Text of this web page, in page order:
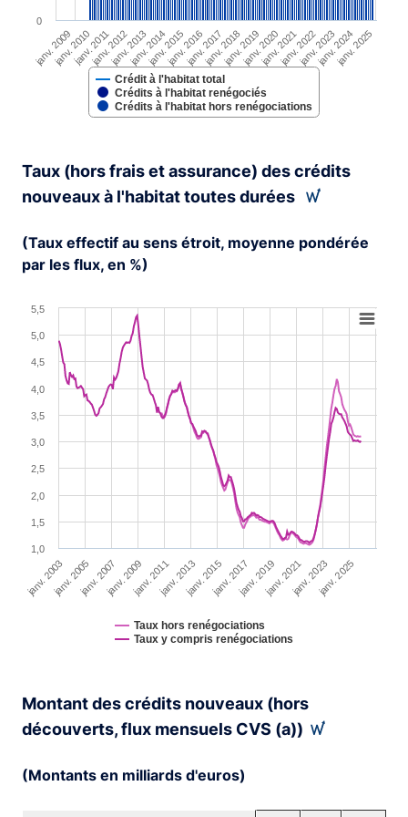
Crédit à l'habitat total
Crédits à l'habitat renégociés
Crédits à l'habitat hors renégociations
0
janv. 2009
janv. 2010janv. 2011janv. 2012janv. 2013janv. 2014janv. 2015janv. 2016janv. 2017janv. 2018janv. 2019janv. 2020janv. 2021janv. 2022janv. 2023janv. 2024
janv. 2025
Taux (hors frais et assurance) des crédits
nouveaux à l'habitat toutes durées
(Taux effectif au sens étroit, moyenne pondérée
par les flux, en %)
Line chart with 2 lines.
View as data table, Chart
The chart has 1 X axis displaying XAxis.
The chart has 1 Y axis displaying YAxis. Range: 1 to 5.5.
Taux hors renégociations
Taux y compris renégociations
janv. 2003janv. 2005janv. 2007janv. 2009janv. 2011janv. 2013janv. 2015janv. 2017janv. 2019janv. 2021janv. 2023janv. 2025
1,0
1,5
2,0
2,5
3,0
3,5
4,0
4,5
5,0
5,5
Montant des crédits nouveaux (hors
découverts, flux mensuels CVS (a))
(Montants en milliards d'euros)